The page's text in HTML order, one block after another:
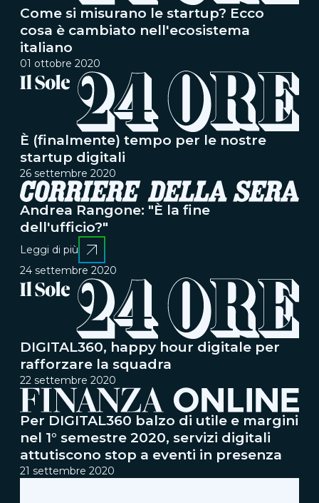
Come si misurano le startup? Ecco
cosa è cambiato nell'ecosistema
italiano
01 ottobre 2020
È (finalmente) tempo per le nostre
startup digitali
26 settembre 2020
Andrea Rangone: "È la fine
dell'ufficio?"
Leggi di più
24 settembre 2020
DIGITAL360, happy hour digitale per
rafforzare la squadra
22 settembre 2020
Per DIGITAL360 balzo di utile e margini
nel 1° semestre 2020, servizi digitali
attutiscono stop a eventi in presenza
21 settembre 2020